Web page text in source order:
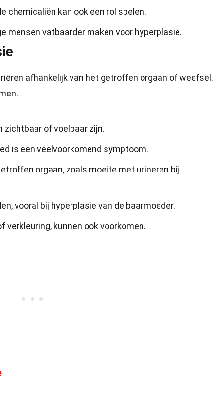
chemicaliën kan ook een rol spelen.
mensen vatbaarder maken voor hyperplasie.
afhankelijk van het getroffen orgaan of weefsel.
zichtbaar of voelbaar zijn.
is een veelvoorkomend symptoom.
orgaan, zoals moeite met urineren bij
vooral bij hyperplasie van de baarmoeder.
verkleuring, kunnen ook voorkomen.